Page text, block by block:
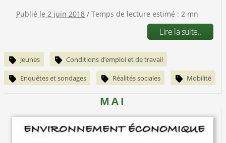
Publié le 2 juin 2018 / Temps de lecture estimé : 2 mn
Lire la suite..
Jeunes Conditions d’emploi et de travail
Enquêtes et sondages Réalités sociales Mobilité
MAI